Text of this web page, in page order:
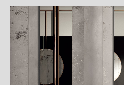
詳
細
介
紹